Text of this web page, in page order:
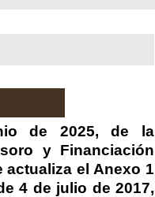
de 2025, de la
y Financiación
actualiza el Anexo 1
4 de julio de 2017,